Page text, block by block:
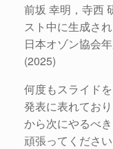
前坂 幸明，寺西
スト中に生成さ
日本オゾン協会
(2025)
何度もスライド
発表に表れてお
から次にやるべ
頑張ってください